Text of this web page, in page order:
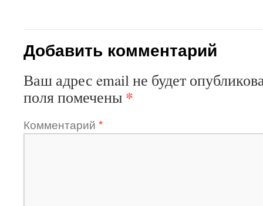
Добавить комментарий
Ваш адрес email не будет
поля помечены *
Комментарий *